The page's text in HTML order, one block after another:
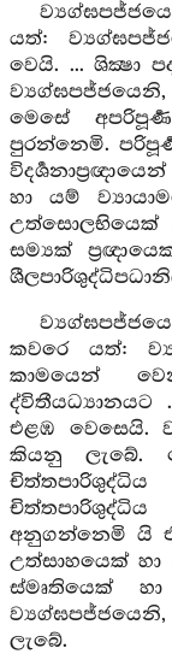
යත්:
වෙයි. ... ශික්‍ෂා
මෙසේ
පුරන්නෙමි.
හා යම්
උත්සොලභියෙක්
සම්‍යක්
කවරෙ යත්:
කාමයෙන්
ද්විතීයධ්‍යානයට
එළඹ වෙසෙයි.
කියනු ලැබේ.
අනුගන්නෙමි යි
උත්සාහයෙක් හා
ස්මෘතියෙක්
ලැබේ.